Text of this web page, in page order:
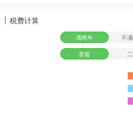
税费计算
满两年
不
首套